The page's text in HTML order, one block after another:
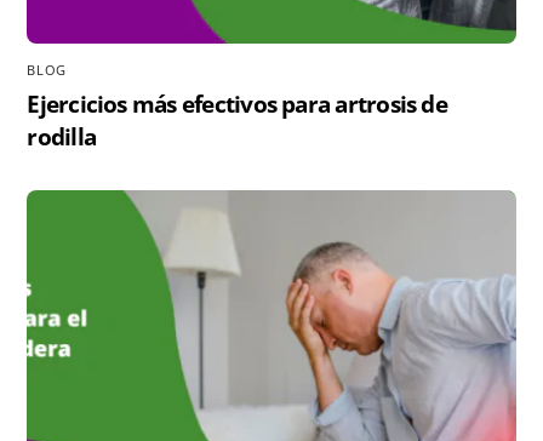
BLOG
Ejercicios más efectivos para artrosis de
rodilla